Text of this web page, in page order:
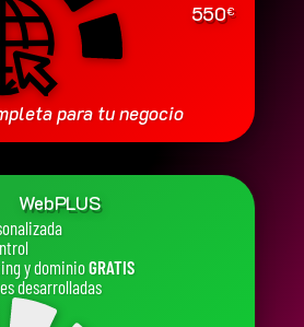
550€
para tu negocio
WebPLUS
y dominioGRATIS
desarrolladas